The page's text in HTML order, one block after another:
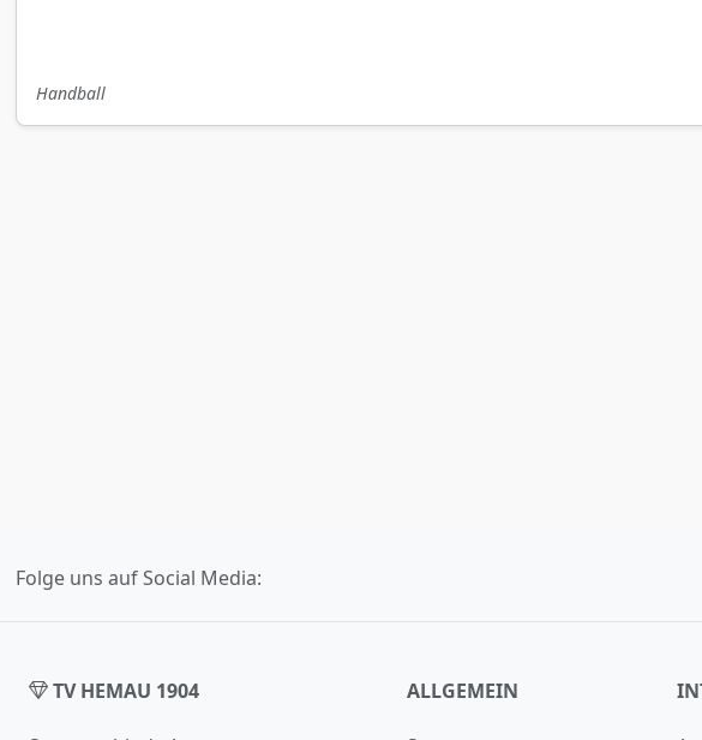
Handball
Folge uns auf Social Media:
TV HEMAU 1904 ALLGEMEIN